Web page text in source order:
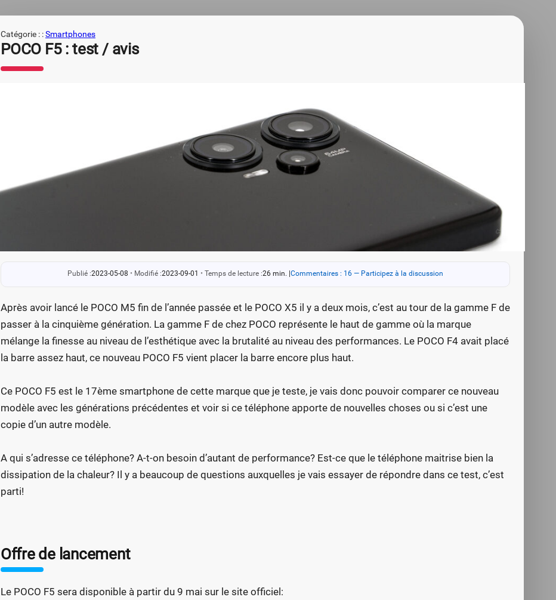
Catégorie : :Smartphones
POCO F5 : test / avis
Publié :2023-05-08 • Modifié :2023-09-01 • Temps de lecture :26 min. Commentaires : 16 — Participez à la discussion
Après avoir lancé le POCO M5 fin de l’année passée et le POCO X5 il y a deux mois, c’est au tour de la gamme F de
passer à la cinquième génération. La gamme F de chez POCO représente le haut de gamme où la marque
mélange la finesse au niveau de l’esthétique avec la brutalité au niveau des performances. Le POCO F4 avait placé
la barre assez haut, ce nouveau POCO F5 vient placer la barre encore plus haut.
Ce POCO F5 est le 17ème smartphone de cette marque que je teste, je vais donc pouvoir comparer ce nouveau
modèle avec les générations précédentes et voir si ce téléphone apporte de nouvelles choses ou si c’est une
copie d’un autre modèle.
A qui s’adresse ce téléphone? A-t-on besoin d’autant de performance? Est-ce que le téléphone maitrise bien la
dissipation de la chaleur? Il y a beaucoup de questions auxquelles je vais essayer de répondre dans ce test, c’est
parti!
Offre de lancement
Le POCO F5 sera disponible à partir du 9 mai sur le site officiel: